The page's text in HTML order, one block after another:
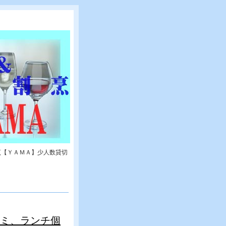
ＹＡＭＡ】少人数貸切
、ランチ個